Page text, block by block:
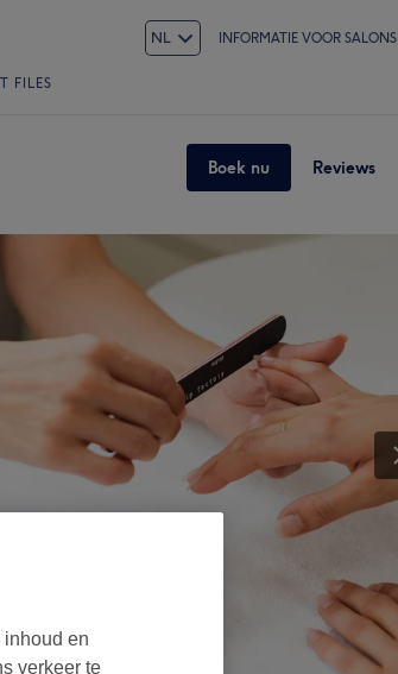
NL INFORMATIE VOOR SALONS
FILES
Boek nu Reviews
en
verkeer te